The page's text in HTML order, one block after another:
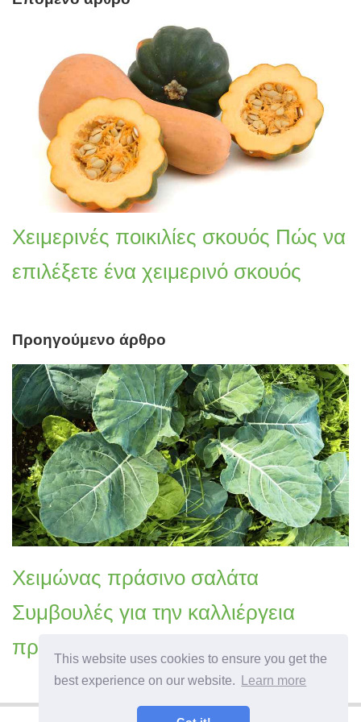
This website uses cookies to ensure you get the
best experience on our website.
Learn more
Χειμερινές ποικιλίες σκουός Πώς να
επιλέξετε ένα χειμερινό σκουός
Προηγούμενο άρθρο
Χειμώνας πράσινο σαλάτα
Συμβουλές για την καλλιέργεια
πράσινοι το χειμώνα